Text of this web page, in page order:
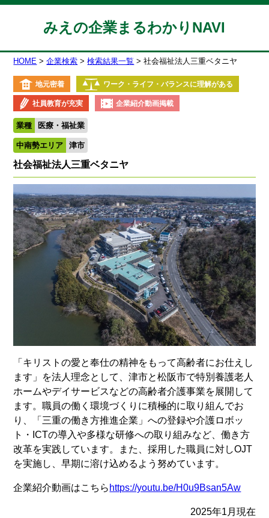
みえの企業まるわかりNAVI
HOME 企業検索 検索結果一覧 社会福祉法人三重ベタニヤ
地元密着 ワーク・ライフ・バランスに理解がある
社員教育が充実 企業紹介動画掲載
業種 医療・福祉業
中南勢エリア 津市
社会福祉法人三重ベタニヤ
「キリストの愛と奉仕の精神をもって高齢者にお仕えし
ます」を法人理念として、津市と松阪市で特別養護老人
ホームやデイサービスなどの高齢者介護事業を展開して
ます。職員の働く環境づくりに積極的に取り組んでお
り、「三重の働き方推進企業」への登録や介護ロボッ
ト・ICTの導入や多様な研修への取り組みなど、働き方
改革を実践しています。また、採用した職員に対しOJT
を実施し、早期に溶け込めるよう努めています。
企業紹介動画はこちら https://youtu.be/H0u9Bsan5Aw
2025年1月現在